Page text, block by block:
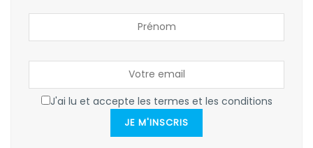
J'ai lu et accepte les termes et les conditions
JE M'INSCRIS